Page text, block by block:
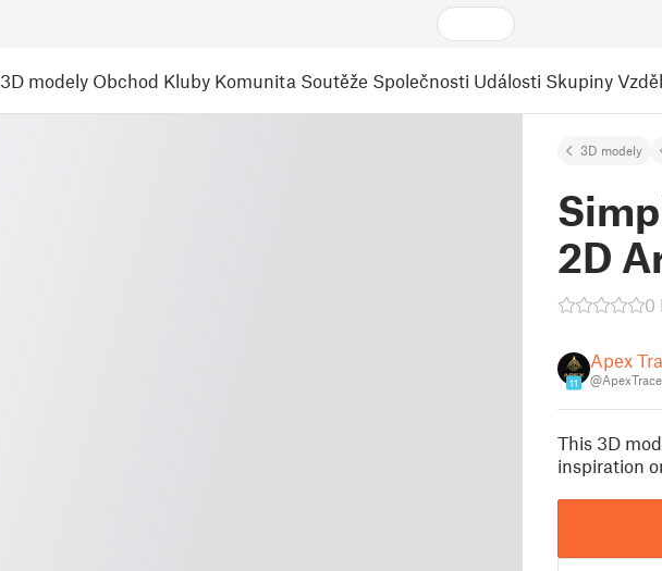
3D modely Obchod Kluby Komunita Soutěže Společnosti Události Skupiny
3D modely
2D
0
11
Apex
@ApexTrace
This 3D
inspiration